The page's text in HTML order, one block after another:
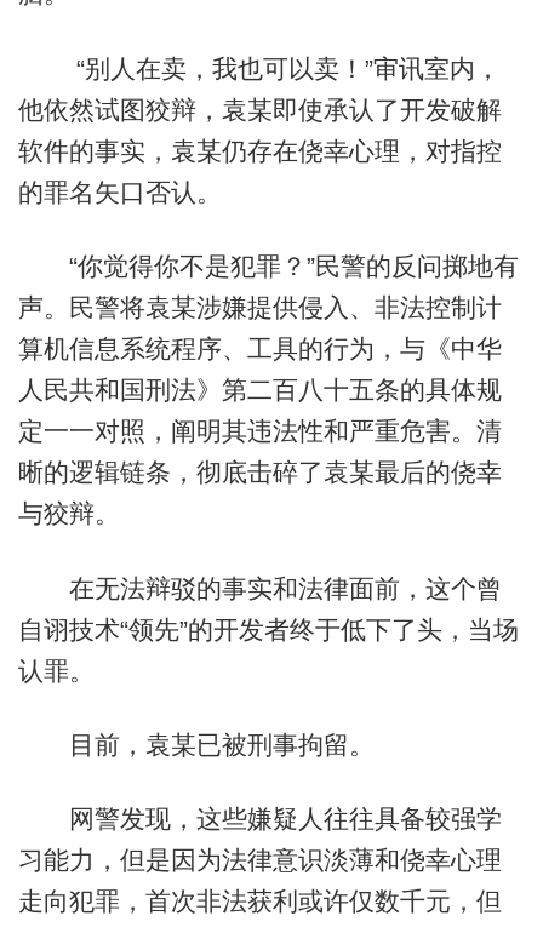
“别人在卖，我也可以卖！”审讯室内，
他依然试图狡辩，袁某即使承认了开发破解
软件的事实，袁某仍存在侥幸心理，对指控
的罪名矢口否认。
“你觉得你不是犯罪？”民警的反问掷地有
声。民警将袁某涉嫌提供侵入、非法控制计
算机信息系统程序、工具的行为，与《中华
人民共和国刑法》第二百八十五条的具体规
定一一对照，阐明其违法性和严重危害。清
晰的逻辑链条，彻底击碎了袁某最后的侥幸
与狡辩。
在无法辩驳的事实和法律面前，这个曾
自诩技术“领先”的开发者终于低下了头，当场
认罪。
目前，袁某已被刑事拘留。
网警发现，这些嫌疑人往往具备较强学
习能力，但是因为法律意识淡薄和侥幸心理
走向犯罪，首次非法获利或许仅数千元，但